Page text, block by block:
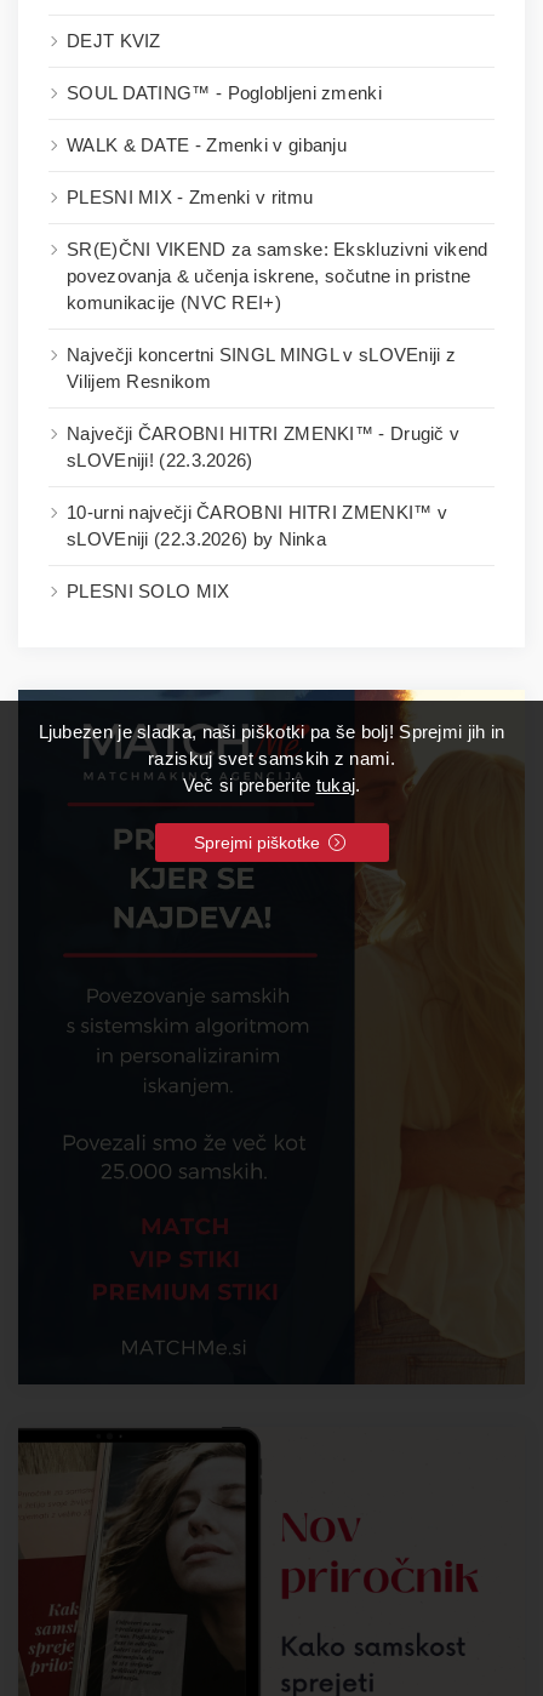
DEJT KVIZ
SOUL DATING™ - Poglobljeni zmenki
WALK & DATE - Zmenki v gibanju
PLESNI MIX - Zmenki v ritmu
SR(E)ČNI VIKEND za samske: Ekskluzivni vikend
povezovanja & učenja iskrene, sočutne in pristne
komunikacije (NVC REI+)
Največji koncertni SINGL MINGL v sLOVEniji z
Vilijem Resnikom
Največji ČAROBNI HITRI ZMENKI™ - Drugič v
sLOVEniji! (22.3.2026)
10-urni največji ČAROBNI HITRI ZMENKI™ v
sLOVEniji (22.3.2026) by Ninka
PLESNI SOLO MIX
Ljubezen je sladka, naši piškotki pa še bolj! Sprejmi jih in
raziskuj svet samskih z nami.
Več si preberite tukaj.
Sprejmi piškotke